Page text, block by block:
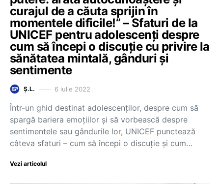
curajul de a căuta sprijin în
momentele dificile!” – Sfaturi de la
UNICEF pentru adolescenți despre
cum să începi o discuție cu privire la
sănătatea mintală, gânduri și
sentimente
Ș.L. 6 iulie 2022
Într-un ghid destinat adolescenților, despre cum să
spargă bariera emoțiilor și să vorbească despre
sentimentele sau gândurile lor, UNICEF punctează
câteva sfaturi – cum să începi o discuție și cum…
Vezi articolul